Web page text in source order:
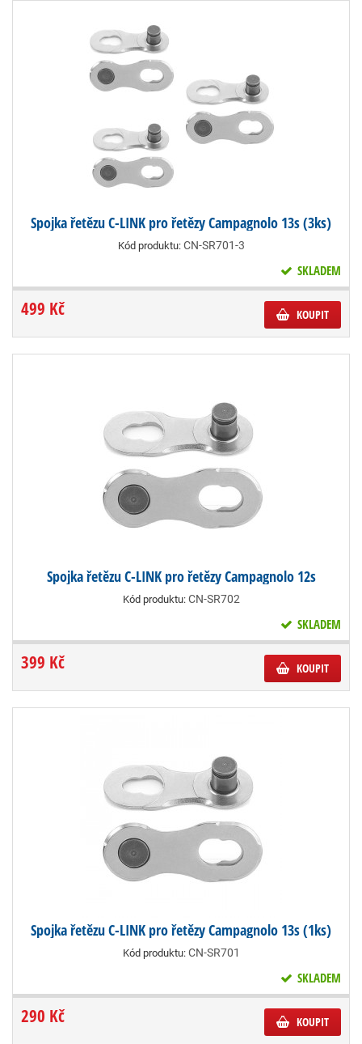
Spojka řetězu C-LINK pro řetězy Campagnolo 13s (3ks)
Kód produktu: CN-SR701-3
SKLADEM
499 Kč KOUPIT
Spojka řetězu C-LINK pro řetězy Campagnolo 12s
Kód produktu: CN-SR702
SKLADEM
399 Kč KOUPIT
Spojka řetězu C-LINK pro řetězy Campagnolo 13s (1ks)
Kód produktu: CN-SR701
SKLADEM
290 Kč KOUPIT